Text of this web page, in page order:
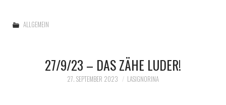
ALLGEMEIN
27/9/23 – DAS ZÄHE LUDER!
27. SEPTEMBER 2023 LASIGNORINA